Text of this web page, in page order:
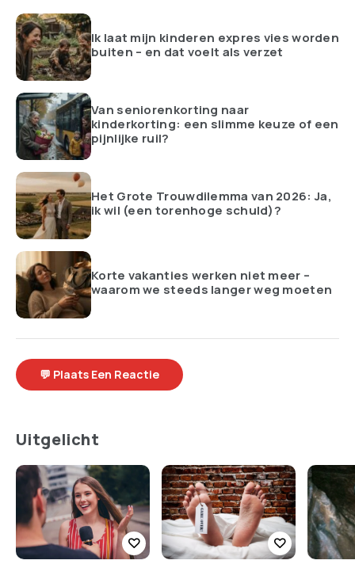
Ik laat mijn kinderen expres vies worden
buiten – en dat voelt als verzet
Van seniorenkorting naar
kinderkorting: een slimme keuze of een
pijnlijke ruil?
Het Grote Trouwdilemma van 2026: Ja,
ik wil (een torenhoge schuld)?
Korte vakanties werken niet meer –
waarom we steeds langer weg moeten
💬 Plaats Een Reactie
Uitgelicht